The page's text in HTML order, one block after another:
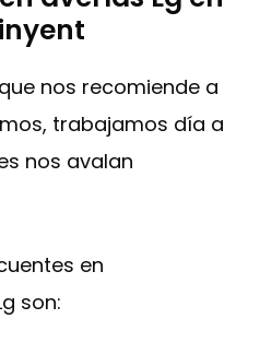
nos recomiende a
trabajamos día a
nos avalan
en
son: